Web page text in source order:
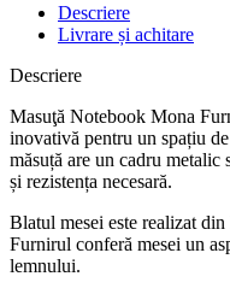
Descriere
Livrare și achitare
Descriere
Masuţă Notebook Mona
inovativă pentru un spațiu
măsuță are un cadru metalic
și rezistența necesară.
Blatul mesei este realizat
Furnirul conferă mesei un
lemnului.